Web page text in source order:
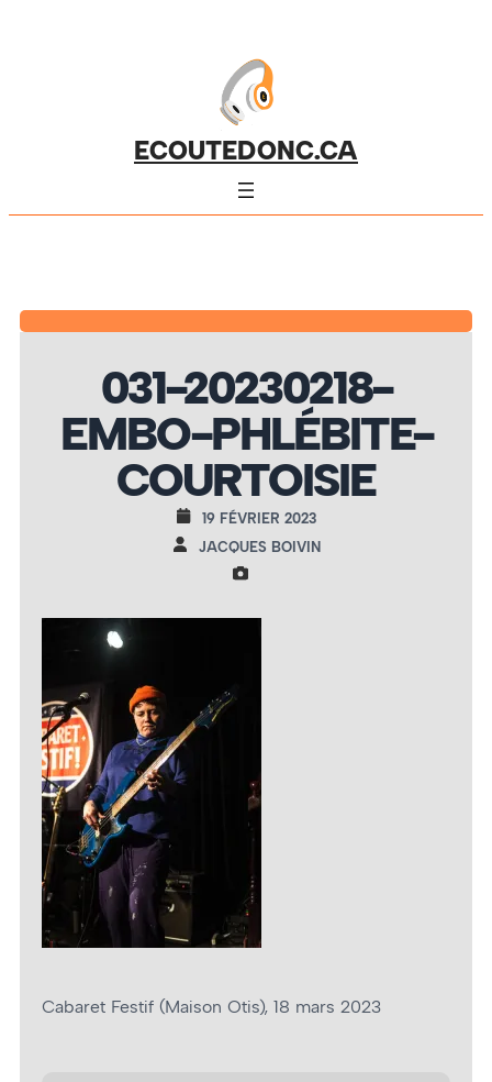
ECOUTEDONC.CA
031-20230218-
EMBO-PHLÉBITE-
COURTOISIE
19 FÉVRIER 2023
JACQUES BOIVIN
Cabaret Festif (Maison Otis), 18 mars 2023